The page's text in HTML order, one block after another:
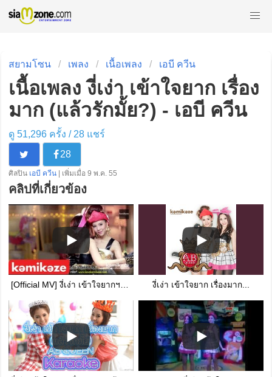
สยามโซน เพลง เนื้อเพลง เอบี ควีน
เนื้อเพลง งี่เง่า เข้าใจยาก เรื่อง
มาก (แล้วรักมั้ย?) - เอบี ควีน
ดู 51,296 ครั้ง / 28แชร์
28
ศิลปิน เอบี ควีน | เพิ่มเมื่อ 9 พ.ค. 55
คลิปที่เกี่ยวข้อง
[Official MV] งี่เง่า เข้าใจยากฯ - AB QUEEN งี่เง่า เข้าใจยาก เรื่องมาก...